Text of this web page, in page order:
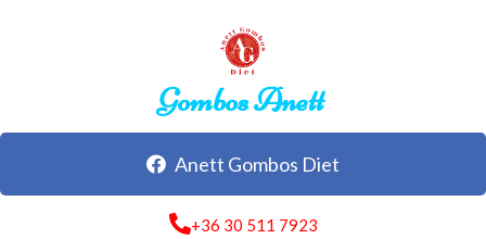
Gombos Anett
Anett Gombos Diet
+36 30 511 7923